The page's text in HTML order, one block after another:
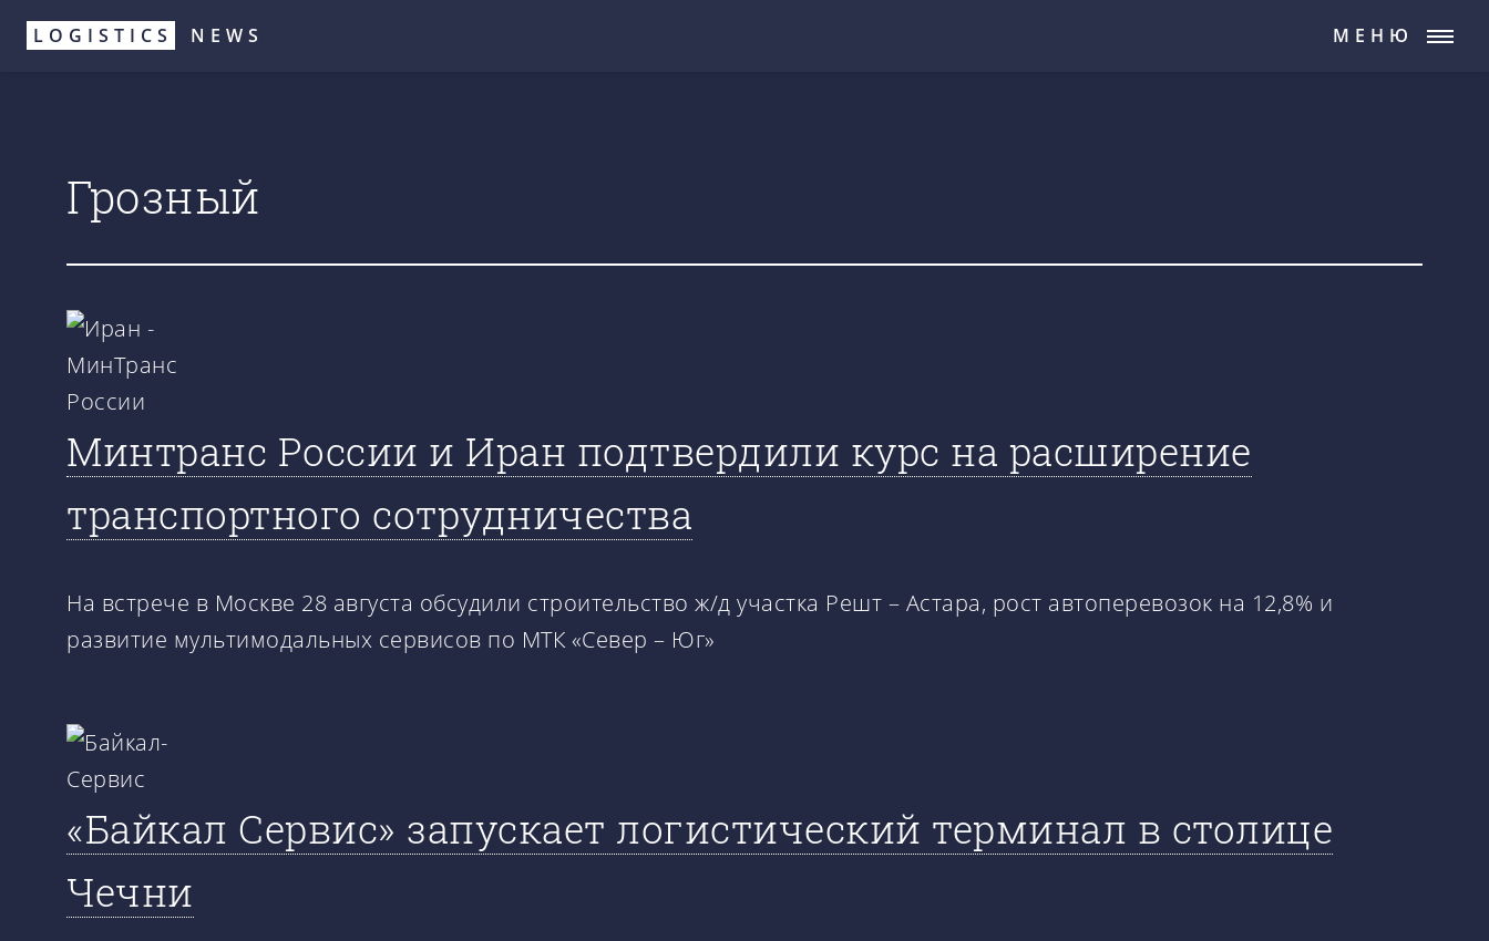
Перейти
LOGISTICS NEWS МЕНЮ
Грозный
Минтранс России и Иран подтвердили курс на расширение
транспортного сотрудничества
На встрече в Москве 28 августа обсудили строительство ж/д участка Решт – Астара, рост автоперевозок на 12,8% и
развитие мультимодальных сервисов по МТК «Север – Юг»
«Байкал Сервис» запускает логистический терминал в столице
Чечни